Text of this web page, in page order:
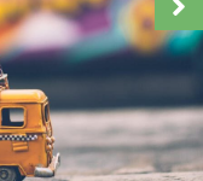
populaires
contextes et